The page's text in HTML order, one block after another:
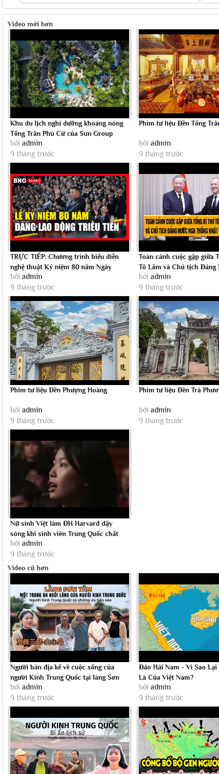
Video mới hơn
Khu du lịch nghỉ dưỡng khoáng nóng
Tống Trân Phù Cừ của Sun Group
bởi admin
9 tháng trước
Phim tư liệu Đền Tống
bởi admin
9 tháng trước
TRỰC TIẾP: Chương trình biểu diễn
nghệ thuật Kỷ niệm 80 năm Ngày
thành lập...
bởi admin
9 tháng trước
Toàn cảnh cuộc gặp giữa
Tô Lâm và Chủ tịch Đảng
Thống...
bởi admin
9 tháng trước
Phim tư liệu Đền Phượng Hoàng
bởi admin
9 tháng trước
Phim tư liệu Đền Trà
bởi admin
9 tháng trước
Nữ sinh Việt làm ĐH Harvard dậy
sóng khi sinh viên Trung Quốc chất
vấn chủ...
bởi admin
9 tháng trước
Video cũ hơn
Người bản địa kể về cuộc sống của
người Kinh Trung Quốc tại làng Sơn
Tâm,...
bởi admin
9 tháng trước
Đảo Hải Nam - Vì Sao Lại
Là Của Việt Nam?
bởi admin
9 tháng trước